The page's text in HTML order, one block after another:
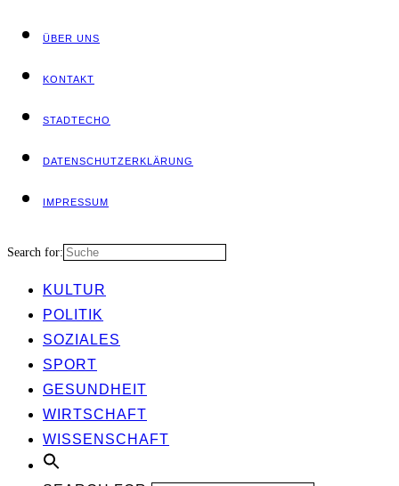
ÜBER UNS
KON­TAKT
STADT­ECHO
DATEN­SCHUTZ­ER­KLÄ­RUNG
IMPRES­SUM
Search for:
KUL­TUR
POLI­TIK
SOZIA­LES
SPORT
GESUND­HEIT
WIRT­SCHAFT
WIS­SEN­SCHAFT